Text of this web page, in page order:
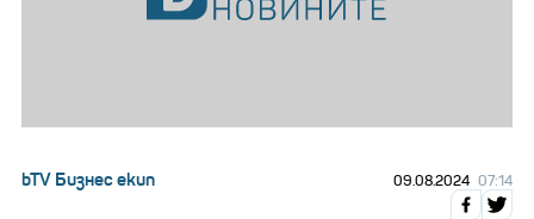
bTV Бизнес екип 09.08.2024 07:14